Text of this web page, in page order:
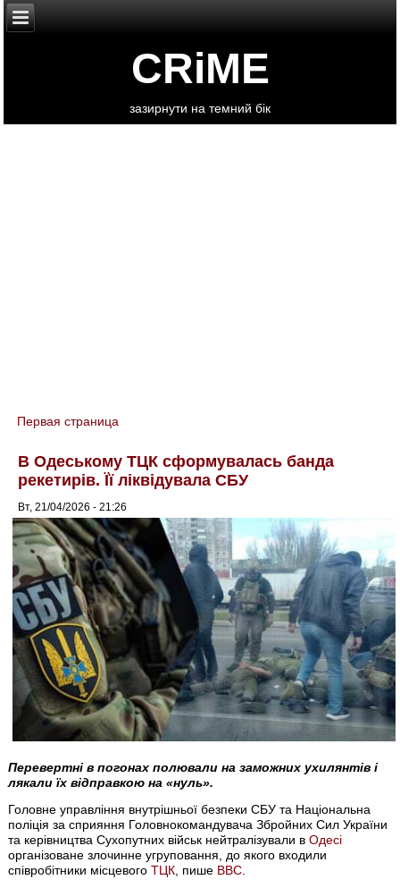
CRiME
зазирнути на темний бік
You are here
Первая страница
В Одеському ТЦК сформувалась банда
рекетирів. Її ліквідувала СБУ
Вт, 21/04/2026 - 21:26
Перевертні в погонах полювали на заможних ухилянтів і
лякали їх відправкою на «нуль».
Головне управління внутрішньої безпеки СБУ та Національна
поліція за сприяння Головнокомандувача Збройних Сил України
та керівництва Сухопутних військ нейтралізували вОдесі
організоване злочинне угруповання, до якого входили
співробітники місцевогоТЦК , пише ВВС